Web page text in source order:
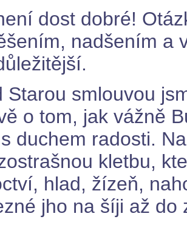
dost dobré!
nadšením a
Starou smlouvou
o tom, jak vážně
duchem radosti.
kletbu,
hlad, žízeň,
jho na šíji až do